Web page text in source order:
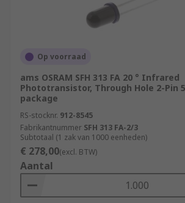
Op voorraad
ams OSRAM SFH 313 FA 20 ° Infrared
Phototransistor, Through Hole 2-Pin
package
RS-stocknr. 912-8545
Fabrikantnummer SFH 313 FA-2/3
Subtotaal (1 zak van 1000 eenheden)
€ 278,00(excl. BTW)
Aantal